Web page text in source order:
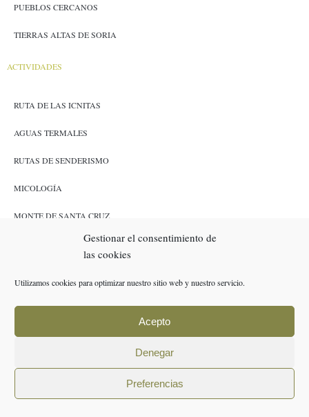
Gestionar el consentimiento de
las cookies
Utilizamos cookies para optimizar nuestro sitio web y nuestro servicio.
Acepto
Denegar
Preferencias
PUEBLOS CERCANOS
TIERRAS ALTAS DE SORIA
ACTIVIDADES
RUTA DE LAS ICNITAS
AGUAS TERMALES
RUTAS DE SENDERISMO
MICOLOGÍA
MONTE DE SANTA CRUZ
POLÍTICA DE COOKIES (UE)
AVISO LEGAL
POLÍTICA DE PRIVACIDAD